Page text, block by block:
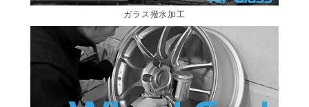
ガラス撥水加工